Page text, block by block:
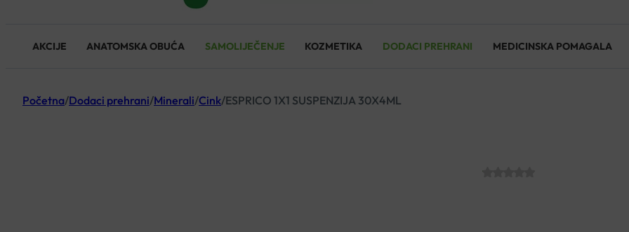
AKCIJE ANATOMSKA OBUĆA SAMOLIJEČENJE KOZMETIKA DODACI PREHRANI MEDICINSKA POMAGALA
Početna/Dodaci prehrani/Minerali/Cink/ESPRICO 1X1 SUSPENZIJA 30X4ML